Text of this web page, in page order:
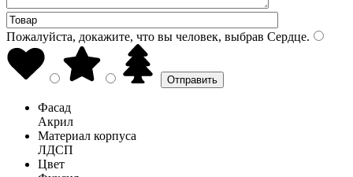
Пожалуйста, докажите, что вы человек, выбрав Сердце.
Фасад
Акрил
Материал корпуса
ЛДСП
Цвет